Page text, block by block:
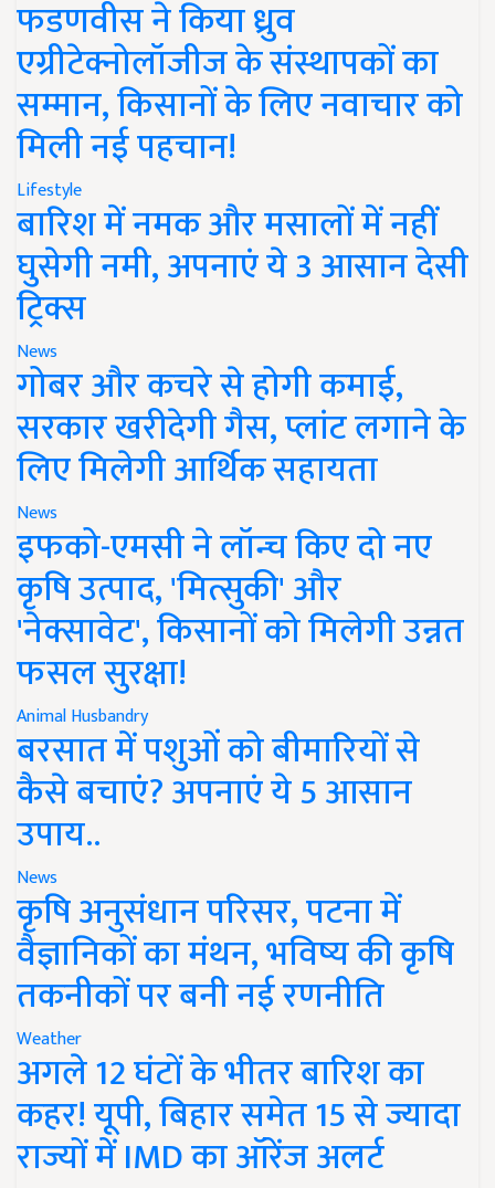
फडणवीस ने किया ध्रुव
एग्रीटेक्नोलॉजीज के संस्थापकों का
सम्मान, किसानों के लिए नवाचार को
मिली नई पहचान!
Lifestyle
बारिश में नमक और मसालों में नहीं
घुसेगी नमी, अपनाएं ये 3 आसान देसी
ट्रिक्स
News
गोबर और कचरे से होगी कमाई,
सरकार खरीदेगी गैस, प्लांट लगाने के
लिए मिलेगी आर्थिक सहायता
News
इफको-एमसी ने लॉन्च किए दो नए
कृषि उत्पाद, 'मित्सुकी' और
'नेक्सावेट', किसानों को मिलेगी उन्नत
फसल सुरक्षा!
Animal Husbandry
बरसात में पशुओं को बीमारियों से
कैसे बचाएं? अपनाएं ये 5 आसान
उपाय..
News
कृषि अनुसंधान परिसर, पटना में
वैज्ञानिकों का मंथन, भविष्य की कृषि
तकनीकों पर बनी नई रणनीति
Weather
अगले 12 घंटों के भीतर बारिश का
कहर! यूपी, बिहार समेत 15 से ज्यादा
राज्यों में IMD का ऑरेंज अलर्ट